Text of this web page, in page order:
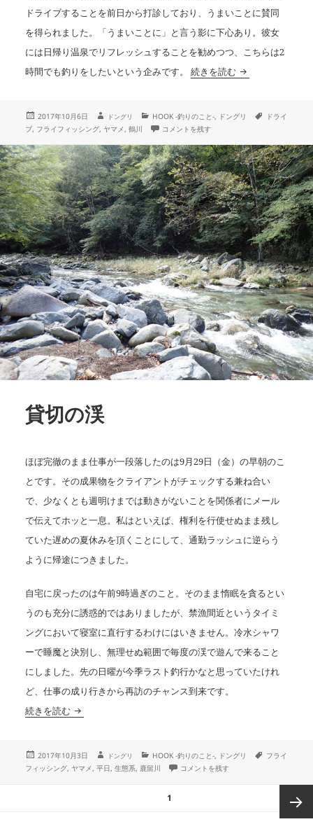
ドライブすることを前日から打診しており、うまいことに賛同
を得られました。「うまいことに」と言う影に下心あり。彼女
には日帰り温泉でリフレッシュすることを勧めつつ、こちらは2
時間でも釣りをしたいという企みです。 続きを読む 今季のラスト2時
投
日:
2017年10月6日
成
者
ドングリ
カ
ゴ
ー
HOOK -釣りのこと-, ドングリ
タ
グ
ドライ
ブ, フライフィッシング, ヤマメ, 鶴川 今季のラスト2時間 に
コメントを残す
貸切の渓
ほぼ完徹のまま仕事が一段落したのは9月29日（金）の早朝のこ
とです。その成果物をクライアントがチェックする兼ね合い
で、少なくとも週明けまでは動きがないことを関係者にメール
で伝えてホッと一息。私はといえば、権利を行使せぬまま残し
ていた遅めの夏休みを頂くことにして、通勤ラッシュに逆らう
ように帰途につきました。
自宅に戻ったのは午前9時過ぎのこと。そのまま惰眠を貪るとい
うのも充分に誘惑的ではありましたが、禁漁間近というタイミ
ングにおいて寝室に直行するわけにはいきません。冷水シャワ
ーで睡魔と決別し、無理せぬ範囲で毎度の渓で遊んで来ること
にしました。先の日曜が今季ラスト釣行かなと思っていたけれ
ど、仕事の成り行きから再訪のチャンス到来です。
続きを読む 貸切の渓
投
日:
2017年10月3日
作
成
者
ドングリ
カ
ゴ
HOOK -釣りのこと-, ドングリ
タ
フライ
フィッシング, ヤマメ, 平日, 生態系, 鹿留川 貸切の渓 に
コメントを残す
1